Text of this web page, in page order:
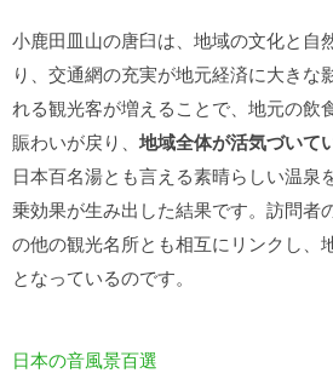
小鹿田皿山の唐臼は、地域の文化と自
り、交通網の充実が地元経済に大きな
れる観光客が増えることで、地元の飲
賑わいが戻り、 地域全体が活気づいて
日本百名湯とも言える素晴らしい温泉
乗効果が生み出した結果です。訪問者
の他の観光名所とも相互にリンクし、
となっているのです。
日本の音風景百選